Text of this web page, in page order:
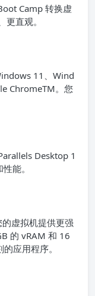
Camp 转换虚
直观。
11、Wind
ChromeTM。您
Desktop 1
能。
虚拟机提供更强
的 vRAM 和 16
应用程序。